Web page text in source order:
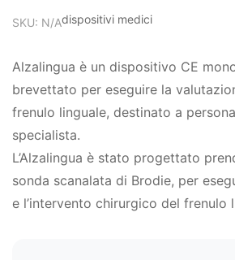
SKU: N/Adispositivi medici
Alzalingua è un dispositivo CE
brevettato per eseguire la
frenulo linguale, destinato a
specialista.
L’Alzalingua è stato progettato
sonda scanalata di Brodie, per
e l’intervento chirurgico del frenulo